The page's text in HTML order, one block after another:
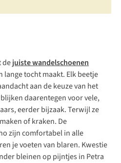
dejuiste wandelschoenen
lange tocht maakt. Elk beetje
aan de keuze van het
daarentegen voor vele,
eerder bijzaak. Terwijl ze
of kraken. De
zijn comfortabel in alle
je voeten van blaren. Kwestie
bleinen op pijntjes in Petra